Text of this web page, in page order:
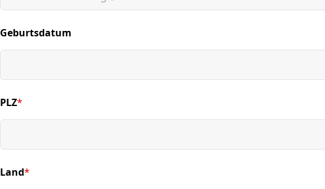
Geburtsdatum
PLZ*
(required)
Land*
(required)